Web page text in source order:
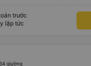
trước
lập tức
giường